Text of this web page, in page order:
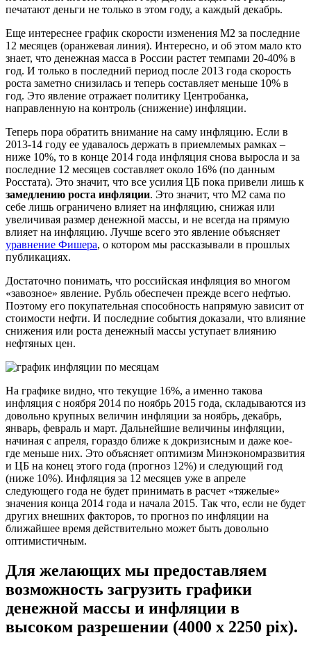
печатают деньги не только в этом году, а каждый декабрь.
Еще интереснее график скорости изменения М2 за последние
12 месяцев (оранжевая линия). Интересно, и об этом мало кто
знает, что денежная масса в России растет темпами 20-40% в
год. И только в последний период после 2013 года скорость
роста заметно снизилась и теперь составляет меньше 10% в
год. Это явление отражает политику Центробанка,
направленную на контроль (снижение) инфляции.
Теперь пора обратить внимание на саму инфляцию. Если в
2013-14 году ее удавалось держать в приемлемых рамках –
ниже 10%, то в конце 2014 года инфляция снова выросла и за
последние 12 месяцев составляет около 16% (по данным
Росстата). Это значит, что все усилия ЦБ пока привели лишь к
замедлению роста инфляции. Это значит, что М2 сама по
себе лишь ограничено влияет на инфляцию, снижая или
увеличивая размер денежной массы, и не всегда на прямую
влияет на инфляцию. Лучше всего это явление объясняет
уравнение Фишера, о котором мы рассказывали в прошлых
публикациях.
Достаточно понимать, что российская инфляция во многом
«завозное» явление. Рубль обеспечен прежде всего нефтью.
Поэтому его покупательная способность напрямую зависит от
стоимости нефти. И последние события доказали, что влияние
снижения или роста денежный массы уступает влиянию
нефтяных цен.
На графике видно, что текущие 16%, а именно такова
инфляция с ноября 2014 по ноябрь 2015 года, складываются из
довольно крупных величин инфляции за ноябрь, декабрь,
январь, февраль и март. Дальнейшие величины инфляции,
начиная с апреля, гораздо ближе к докризисным и даже кое-
где меньше них. Это объясняет оптимизм Минэкономразвития
и ЦБ на конец этого года (прогноз 12%) и следующий год
(ниже 10%). Инфляция за 12 месяцев уже в апреле
следующего года не будет принимать в расчет «тяжелые»
значения конца 2014 года и начала 2015. Так что, если не будет
других внешних факторов, то прогноз по инфляции на
ближайшее время действительно может быть довольно
оптимистичным.
Для желающих мы предоставляем
возможность загрузить графики
денежной массы и инфляции в
высоком разрешении (4000 x 2250 pix).